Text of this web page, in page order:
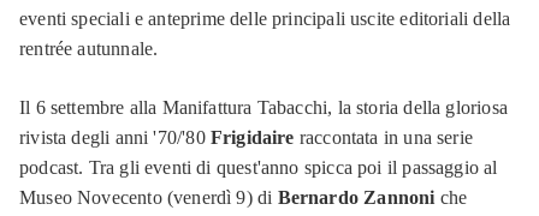
eventi speciali e anteprime delle principali uscite editoriali della
rentrée autunnale.
Il 6 settembre alla Manifattura Tabacchi, la storia della gloriosa
rivista degli anni '70/'80 Frigidaire raccontata in una serie
podcast. Tra gli eventi di quest'anno spicca poi il passaggio al
Museo Novecento (venerdì 9) di Bernardo Zannoni che